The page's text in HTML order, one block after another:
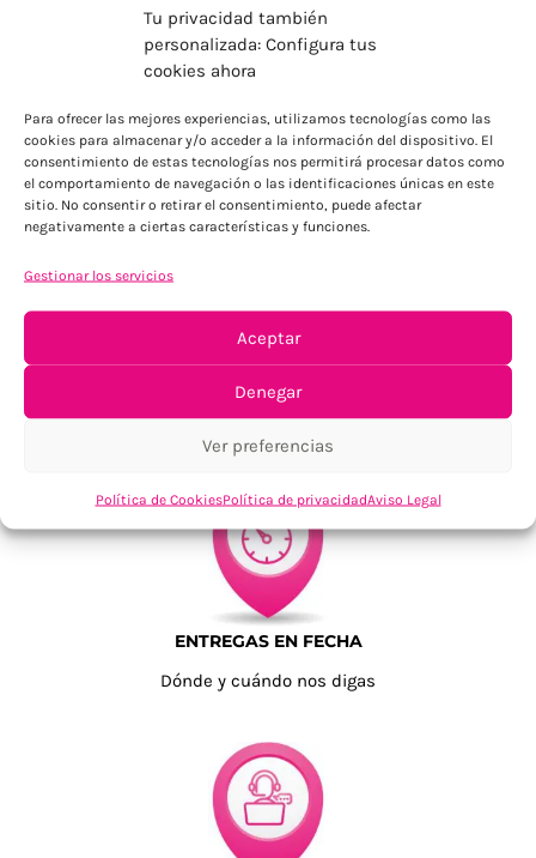
Tu privacidad también
personalizada: Configura tus
cookies ahora
Para ofrecer las mejores experiencias, utilizamos tecnologías como las
cookies para almacenar y/o acceder a la información del dispositivo. El
consentimiento de estas tecnologías nos permitirá procesar datos como
el comportamiento de navegación o las identificaciones únicas en este
sitio. No consentir o retirar el consentimiento, puede afectar
negativamente a ciertas características y funciones.
Gestionar los servicios
Aceptar
Denegar
Ver preferencias
Política de CookiesPolítica de privacidadAviso Legal
ENVÍOS ECONÓMICOS
Para Península, resto consultar
Tu confianza, nuestro objetivo
ENTREGAS EN FECHA
Dónde y cuándo nos digas